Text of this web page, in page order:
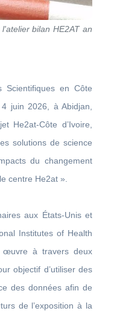
bilan HE2AT an
Scientifiques en Côte
juin 2026, à Abidjan,
He2at-Côte d’Ivoire,
solutions de science
du changement
centre He2at ».
aux États-Unis et
Institutes of Health
œuvre à travers deux
objectif d’utiliser des
des données afin de
de l’exposition à la